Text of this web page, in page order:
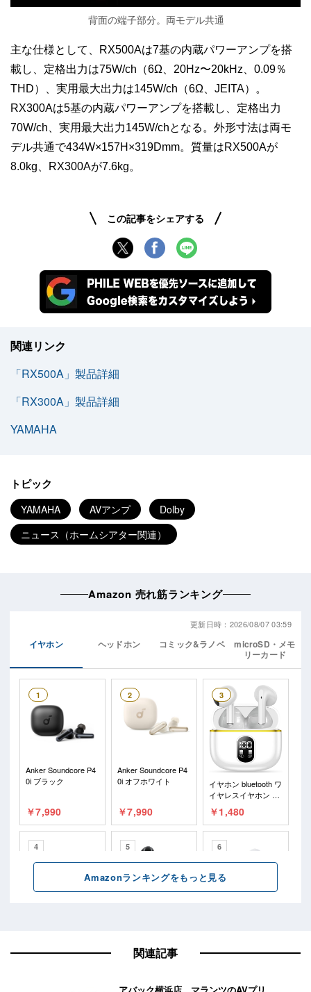
背面の端子部分。両モデル共通
主な仕様として、RX500Aは7基の内蔵パワーアンプを搭
載し、定格出力は75W/ch（6Ω、20Hz〜20kHz、0.09％
THD）、実用最大出力は145W/ch（6Ω、JEITA）。
RX300Aは5基の内蔵パワーアンプを搭載し、定格出力
70W/ch、実用最大出力145W/chとなる。外形寸法は両モ
デル共通で434W×157H×319Dmm。質量はRX500Aが
8.0kg、RX300Aが7.6kg。
この記事をシェアする
関連リンク
「RX500A」製品詳細
「RX300A」製品詳細
YAMAHA
トピック
YAMAHA AVアンプ
Dolby
ニュース（ホームシアター関連）
関連記事
アバック横浜店、マランツのAVプリ